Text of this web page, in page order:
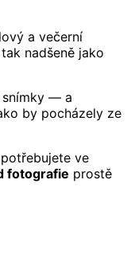
a večerní
nadšeně jako
snímky — a
by pocházely ze
ve
fotografie prostě